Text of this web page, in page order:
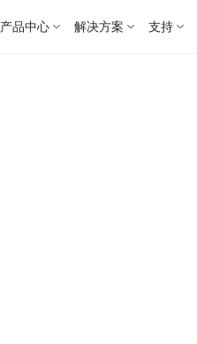
产品中心 解决方案 支持